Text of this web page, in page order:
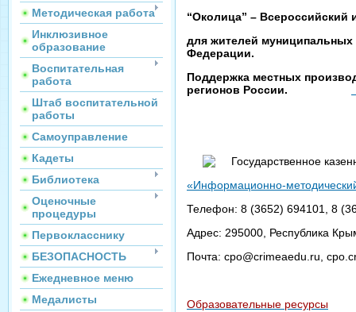
Методическая работа
Инклюзивное
образование
Воспитательная
работа
Штаб воспитательной
работы
Самоуправление
Кадеты
Библиотека
Оценочные
процедуры
Первокласснику
БЕЗОПАСНОСТЬ
Ежедневное меню
Медалисты
“Околица” –
для жителей муниципальных
Федерации.
Поддержка местных
регионов России.
Государственное
«Информационно-
Телефон: 8 (3652) 694101, 8
Адрес: 295000, Республика
Почта: cpo@crimeaedu.ru,
Образовательные ресурсы